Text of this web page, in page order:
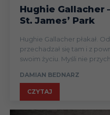
Hughie Gallacher
St. James’ Park
Hughie Gallacher płakał.
przechadzał się tam i z
swoim życiu. Myśli nie
DAMIAN BEDNARZ
CZYTAJ